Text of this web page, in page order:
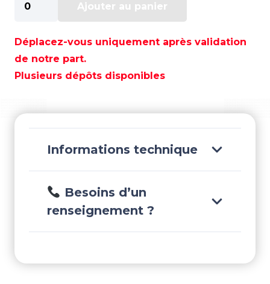
de
A
TIRETTE
2
GS11110
Ajouter au panier
Déplacez-vous uniquement après validation
de notre part.
Plusieurs dépôts disponibles
Informations technique
Besoins d’un
renseignement ?